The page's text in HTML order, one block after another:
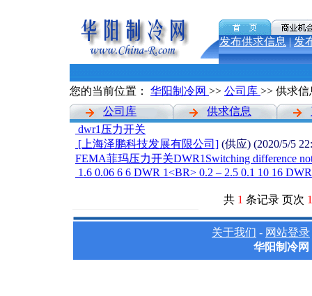
发布供求信息 | 发
您的当前位置： 华阳制冷网 >> 公司库 >> 供求信
公司库
供求信息
dwr1压力开关
[上海泽鹏科技发展有限公司] (供应) (2020/5/5
FEMA菲玛压力开关DWR1Switching difference
1.6 0.06 6 6 DWR 1<BR> 0.2 – 2.5 0.1 10 16
共 1 条记录 页次 1
关于我们 - 网站登录
华阳制冷网